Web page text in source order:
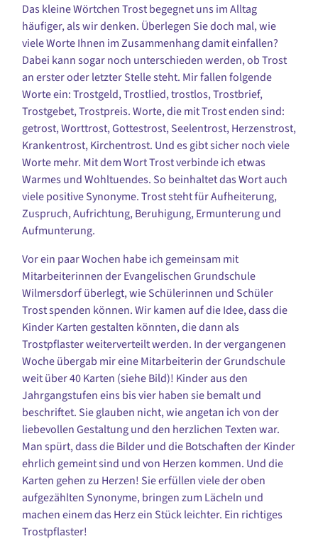
Das kleine Wörtchen Trost begegnet uns im Alltag
häufiger, als wir denken. Überlegen Sie doch mal, wie
viele Worte Ihnen im Zusammenhang damit einfallen?
Dabei kann sogar noch unterschieden werden, ob Trost
an erster oder letzter Stelle steht. Mir fallen folgende
Worte ein: Trostgeld, Trostlied, trostlos, Trostbrief,
Trostgebet, Trostpreis. Worte, die mit Trost enden sind:
getrost, Worttrost, Gottestrost, Seelentrost, Herzenstrost,
Krankentrost, Kirchentrost. Und es gibt sicher noch viele
Worte mehr. Mit dem Wort Trost verbinde ich etwas
Warmes und Wohltuendes. So beinhaltet das Wort auch
viele positive Synonyme. Trost steht für Aufheiterung,
Zuspruch, Aufrichtung, Beruhigung, Ermunterung und
Aufmunterung.
Vor ein paar Wochen habe ich gemeinsam mit
Mitarbeiterinnen der Evangelischen Grundschule
Wilmersdorf überlegt, wie Schülerinnen und Schüler
Trost spenden können. Wir kamen auf die Idee, dass die
Kinder Karten gestalten könnten, die dann als
Trostpflaster weiterverteilt werden. In der vergangenen
Woche übergab mir eine Mitarbeiterin der Grundschule
weit über 40 Karten (siehe Bild)! Kinder aus den
Jahrgangstufen eins bis vier haben sie bemalt und
beschriftet. Sie glauben nicht, wie angetan ich von der
liebevollen Gestaltung und den herzlichen Texten war.
Man spürt, dass die Bilder und die Botschaften der Kinder
ehrlich gemeint sind und von Herzen kommen. Und die
Karten gehen zu Herzen! Sie erfüllen viele der oben
aufgezählten Synonyme, bringen zum Lächeln und
machen einem das Herz ein Stück leichter. Ein richtiges
Trostpflaster!